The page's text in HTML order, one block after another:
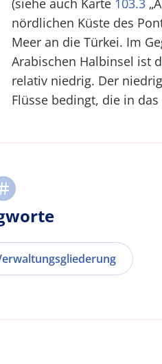
(siehe auch Karte 103.3
nördlichen Küste des
Meer an die Türkei. Im
Arabischen Halbinsel ist
relativ niedrig. Der
Flüsse bedingt, die in